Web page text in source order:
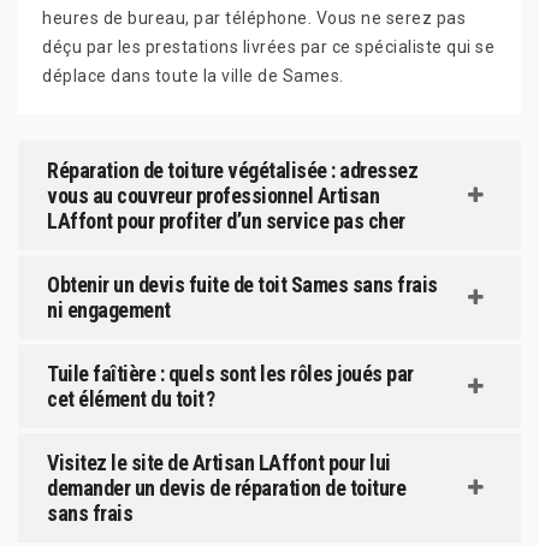
heures de bureau, par téléphone. Vous ne serez pas
déçu par les prestations livrées par ce spécialiste qui se
déplace dans toute la ville de Sames.
Réparation de toiture végétalisée : adressez
vous au couvreur professionnel Artisan
LAffont pour profiter d’un service pas cher
Obtenir un devis fuite de toit Sames sans frais
ni engagement
Tuile faîtière : quels sont les rôles joués par
cet élément du toit ?
Visitez le site de Artisan LAffont pour lui
demander un devis de réparation de toiture
sans frais